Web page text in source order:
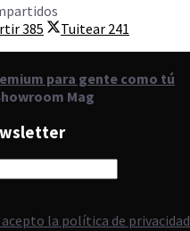
385 Tuitear 241
para gente como tú
Mag
acepto la política de privacidad